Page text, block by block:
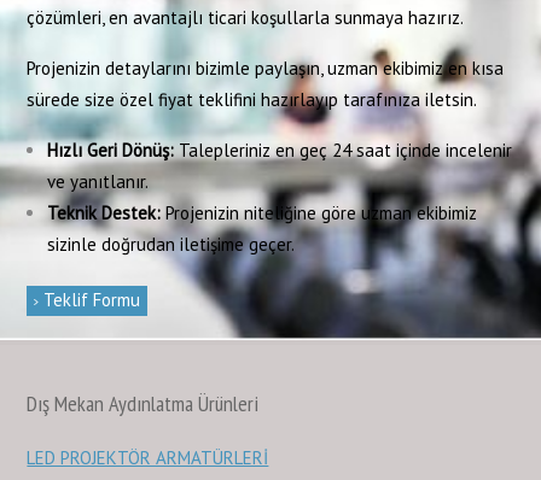
çözümleri, en avantajlı ticari koşullarla sunmaya hazırız.
Projenizin detaylarını bizimle paylaşın, uzman ekibimiz en kısa
sürede size özel fiyat teklifini hazırlayıp tarafınıza iletsin.
Hızlı Geri Dönüş: Talepleriniz en geç 24 saat içinde incelenir
ve yanıtlanır.
Teknik Destek: Projenizin niteliğine göre uzman ekibimiz
sizinle doğrudan iletişime geçer.
Teklif Formu
Dış Mekan Aydınlatma Ürünleri
LED PROJEKTÖR ARMATÜRLERİ